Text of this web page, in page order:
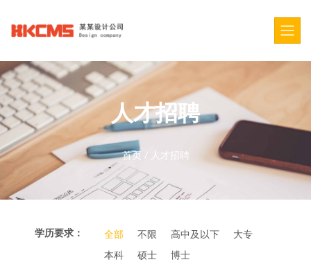
人才招聘
首页 / 人才招聘
学历要求： 全部 不限 高中及以下
大专
本科
硕士 博士